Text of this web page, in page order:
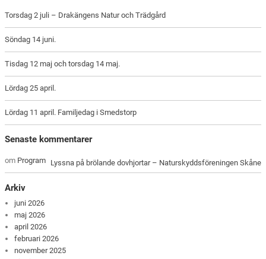
Torsdag 2 juli – Drakängens Natur och Trädgård
Söndag 14 juni.
Tisdag 12 maj och torsdag 14 maj.
Lördag 25 april.
Lördag 11 april. Familjedag i Smedstorp
Senaste kommentarer
Lyssna på brölande dovhjortar – Naturskyddsföreningen Skåne
om Program
Arkiv
juni 2026
maj 2026
april 2026
februari 2026
november 2025